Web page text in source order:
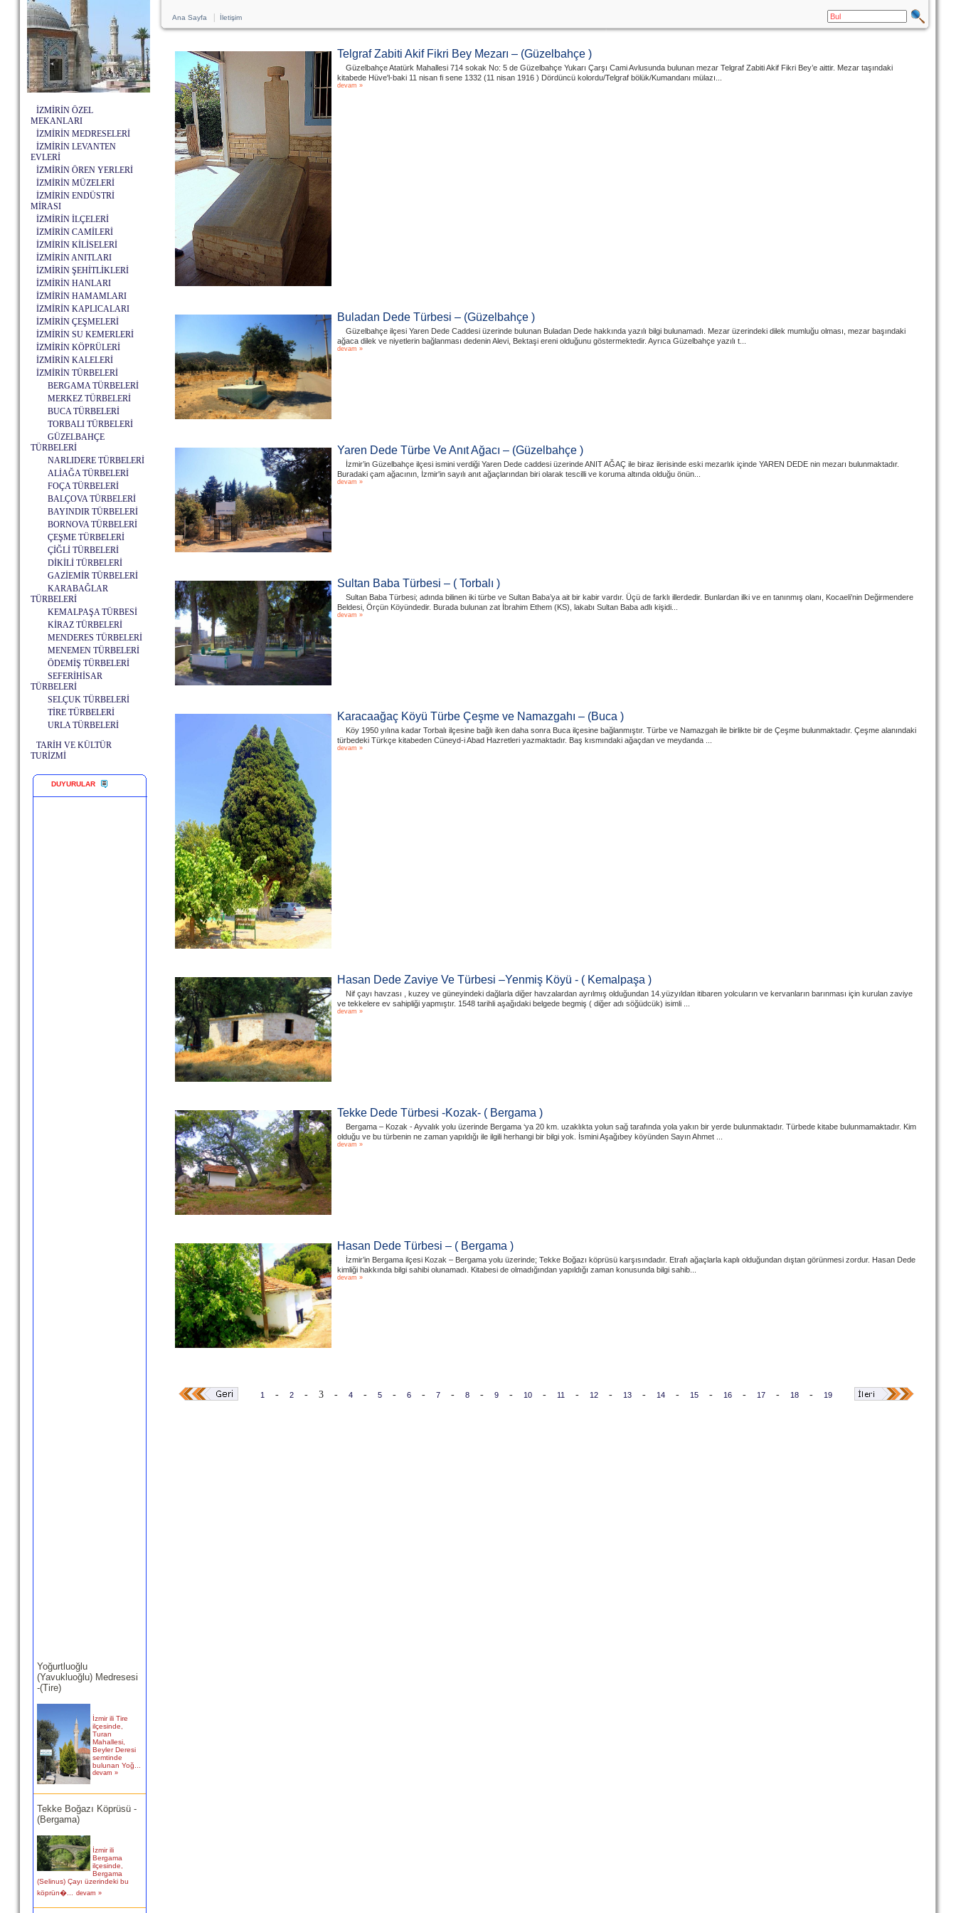
İZMİRİN ÖZEL
MEKANLARI
İZMİRİN MEDRESELERİ
İZMİRİN LEVANTEN
EVLERİ
İZMİRİN ÖREN YERLERİ
İZMİRİN MÜZELERİ
İZMİRİN ENDÜSTRİ
MİRASI
İZMİRİN İLÇELERİ
İZMİRİN CAMİLERİ
İZMİRİN KİLİSELERİ
İZMİRİN ANITLARI
İZMİRİN ŞEHİTLİKLERİ
İZMİRİN HANLARI
İZMİRİN HAMAMLARI
İZMİRİN KAPLICALARI
İZMİRİN ÇEŞMELERİ
İZMİRİN SU KEMERLERİ
İZMİRİN KÖPRÜLERİ
İZMİRİN KALELERİ
İZMİRİN TÜRBELERİ
BERGAMA TÜRBELERİ
MERKEZ TÜRBELERİ
BUCA TÜRBELERİ
TORBALI TÜRBELERİ
GÜZELBAHÇE
TÜRBELERİ
NARLIDERE TÜRBELERİ
ALİAĞA TÜRBELERİ
FOÇA TÜRBELERİ
BALÇOVA TÜRBELERİ
BAYINDIR TÜRBELERİ
BORNOVA TÜRBELERİ
ÇEŞME TÜRBELERİ
ÇİĞLİ TÜRBELERİ
DİKİLİ TÜRBELERİ
GAZİEMİR TÜRBELERİ
KARABAĞLAR
TÜRBELERİ
KEMALPAŞA TÜRBESİ
KİRAZ TÜRBELERİ
MENDERES TÜRBELERİ
MENEMEN TÜRBELERİ
ÖDEMİŞ TÜRBELERİ
SEFERİHİSAR
TÜRBELERİ
SELÇUK TÜRBELERİ
TİRE TÜRBELERİ
URLA TÜRBELERİ
TARİH VE KÜLTÜR
TURİZMİ
DUYURULAR
(Yavukluoğlu) Medresesi
-(Tire)
ilçesinde,
Turan
Mahallesi,
Beyler Deresi
semtinde
bulunan Yoğ...
devam »
Tekke Boğazı Köprüsü -
(Bergama)
Bergama
ilçesinde,
Bergama
(Selinus) Çayı üzerindeki bu
köprün�... devam »
Ana Sayfa İletişim
Telgraf Zabiti Akif Fikri Bey Mezarı – (Güzelbahçe )
Güzelbahçe Atatürk Mahallesi 714 sokak No: 5 de Güzelbahçe Yukarı Çarşı Cami Avlusunda bulunan mezar Telgraf Zabiti Akif Fikri Bey’e aittir. Mezar taşındaki
kitabede Hüve'l-baki 11 nisan fi sene 1332 (11 nisan 1916 ) Dördüncü kolordu/Telgraf bölük/Kumandanı mülazı...
devam »
Buladan Dede Türbesi – (Güzelbahçe )
Güzelbahçe ilçesi Yaren Dede Caddesi üzerinde bulunan Buladan Dede hakkında yazılı bilgi bulunamadı. Mezar üzerindeki dilek mumluğu olması, mezar başındaki
ağaca dilek ve niyetlerin bağlanması dedenin Alevi, Bektaşi ereni olduğunu göstermektedir. Ayrıca Güzelbahçe yazılı t...
devam »
Yaren Dede Türbe Ve Anıt Ağacı – (Güzelbahçe )
İzmir’in Güzelbahçe ilçesi ismini verdiği Yaren Dede caddesi üzerinde ANIT AĞAÇ ile biraz ilerisinde eski mezarlık içinde YAREN DEDE nin mezarı bulunmaktadır.
Buradaki çam ağacının, İzmir'in sayılı anıt ağaçlarından biri olarak tescilli ve koruma altında olduğu önün...
devam »
Sultan Baba Türbesi – ( Torbalı )
Sultan Baba Türbesi; adında bilinen iki türbe ve Sultan Baba’ya ait bir kabir vardır. Üçü de farklı illerdedir. Bunlardan ilki ve en tanınmış olanı, Kocaeli’nin Değirmendere
Beldesi, Örçün Köyündedir. Burada bulunan zat İbrahim Ethem (KS), lakabı Sultan Baba adlı kişidi...
devam »
Karacaağaç Köyü Türbe Çeşme ve Namazgahı – (Buca )
Köy 1950 yılına kadar Torbalı ilçesine bağlı iken daha sonra Buca ilçesine bağlanmıştır. Türbe ve Namazgah ile birlikte bir de Çeşme bulunmaktadır. Çeşme alanındaki
türbedeki Türkçe kitabeden Cüneyd-i Abad Hazretleri yazmaktadır. Baş kısmındaki ağaçdan ve meydanda ...
devam »
Hasan Dede Zaviye Ve Türbesi –Yenmiş Köyü - ( Kemalpaşa )
Nif çayı havzası , kuzey ve güneyindeki dağlarla diğer havzalardan ayrılmış olduğundan 14.yüzyıldan itibaren yolcuların ve kervanların barınması için kurulan zaviye
ve tekkelere ev sahipliği yapmıştır. 1548 tarihli aşağıdaki belgede begmiş ( diğer adı söğüdcük) isimli ...
devam »
Tekke Dede Türbesi -Kozak- ( Bergama )
Bergama – Kozak - Ayvalık yolu üzerinde Bergama ‘ya 20 km. uzaklıkta yolun sağ tarafında yola yakın bir yerde bulunmaktadır. Türbede kitabe bulunmamaktadır. Kim
olduğu ve bu türbenin ne zaman yapıldığı ile ilgili herhangi bir bilgi yok. İsmini Aşağıbey köyünden Sayın Ahmet ...
devam »
Hasan Dede Türbesi – ( Bergama )
İzmir’in Bergama ilçesi Kozak – Bergama yolu üzerinde; Tekke Boğazı köprüsü karşısındadır. Etrafı ağaçlarla kaplı olduğundan dıştan görünmesi zordur. Hasan Dede
kimliği hakkında bilgi sahibi olunamadı. Kitabesi de olmadığından yapıldığı zaman konusunda bilgi sahib...
devam »
1 - 2 - 3 - 4 - 5 - 6 - 7 - 8 - 9 - 10 - 11 - 12 - 13 - 14 - 15 - 16 - 17 - 18 - 19